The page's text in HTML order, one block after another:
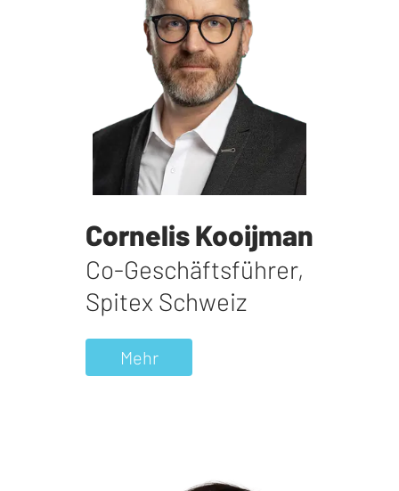
Cornelis Kooijman
Co-Geschäftsführer,
Spitex Schweiz
Mehr